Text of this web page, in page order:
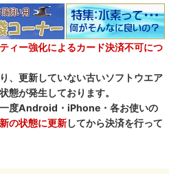
ィー強化によるカード決済不可につ
、更新していない古いソフトウエア
態が発生しております。
度Android・iPhone・各お使いの
の状態に更新してから決済を行って